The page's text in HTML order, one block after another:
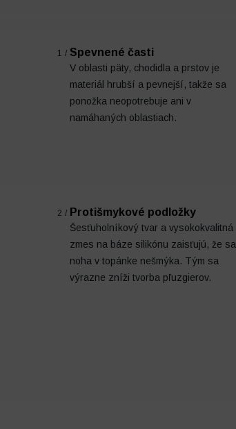
1/ Spevnené časti
V oblasti päty, chodidla a prstov je
materiál hrubší a pevnejší, takže sa
ponožka neopotrebuje ani v
namáhaných oblastiach.
2/ Protišmykové podložky
Šesťuholníkový tvar a vysokokvalitná
zmes na báze silikónu zaisťujú, že sa
noha v topánke nešmýka. Tým sa
výrazne zníži tvorba pľuzgierov.